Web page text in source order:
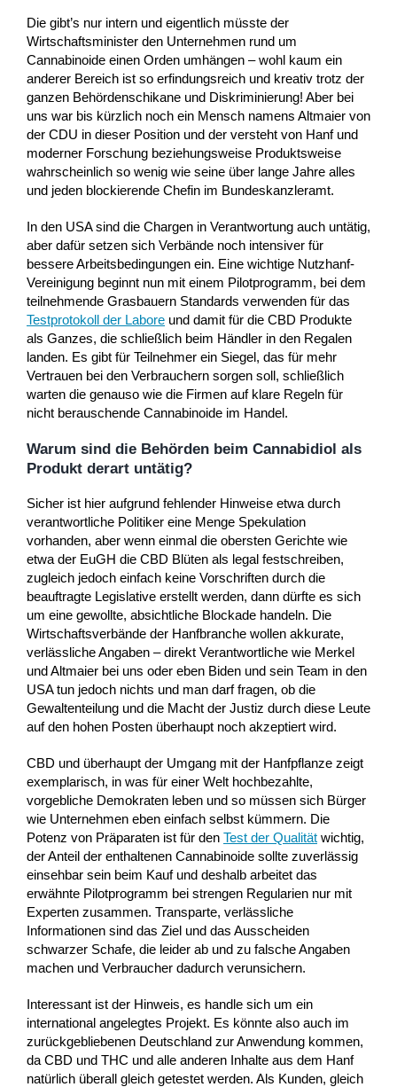
Die gibt’s nur intern und eigentlich müsste der
Wirtschaftsminister den Unternehmen rund um
Cannabinoide einen Orden umhängen – wohl kaum ein
anderer Bereich ist so erfindungsreich und kreativ trotz der
ganzen Behördenschikane und Diskriminierung! Aber bei
uns war bis kürzlich noch ein Mensch namens Altmaier von
der CDU in dieser Position und der versteht von Hanf und
moderner Forschung beziehungsweise Produktsweise
wahrscheinlich so wenig wie seine über lange Jahre alles
und jeden blockierende Chefin im Bundeskanzleramt.
In den USA sind die Chargen in Verantwortung auch untätig,
aber dafür setzen sich Verbände noch intensiver für
bessere Arbeitsbedingungen ein. Eine wichtige Nutzhanf-
Vereinigung beginnt nun mit einem Pilotprogramm, bei dem
teilnehmende Grasbauern Standards verwenden für das
Testprotokoll der Labore und damit für die CBD Produkte
als Ganzes, die schließlich beim Händler in den Regalen
landen. Es gibt für Teilnehmer ein Siegel, das für mehr
Vertrauen bei den Verbrauchern sorgen soll, schließlich
warten die genauso wie die Firmen auf klare Regeln für
nicht berauschende Cannabinoide im Handel.
Warum sind die Behörden beim Cannabidiol als
Produkt derart untätig?
Sicher ist hier aufgrund fehlender Hinweise etwa durch
verantwortliche Politiker eine Menge Spekulation
vorhanden, aber wenn einmal die obersten Gerichte wie
etwa der EuGH die CBD Blüten als legal festschreiben,
zugleich jedoch einfach keine Vorschriften durch die
beauftragte Legislative erstellt werden, dann dürfte es sich
um eine gewollte, absichtliche Blockade handeln. Die
Wirtschaftsverbände der Hanfbranche wollen akkurate,
verlässliche Angaben – direkt Verantwortliche wie Merkel
und Altmaier bei uns oder eben Biden und sein Team in den
USA tun jedoch nichts und man darf fragen, ob die
Gewaltenteilung und die Macht der Justiz durch diese Leute
auf den hohen Posten überhaupt noch akzeptiert wird.
CBD und überhaupt der Umgang mit der Hanfpflanze zeigt
exemplarisch, in was für einer Welt hochbezahlte,
vorgebliche Demokraten leben und so müssen sich Bürger
wie Unternehmen eben einfach selbst kümmern. Die
Potenz von Präparaten ist für den Test der Qualität wichtig,
der Anteil der enthaltenen Cannabinoide sollte zuverlässig
einsehbar sein beim Kauf und deshalb arbeitet das
erwähnte Pilotprogramm bei strengen Regularien nur mit
Experten zusammen. Transparte, verlässliche
Informationen sind das Ziel und das Ausscheiden
schwarzer Schafe, die leider ab und zu falsche Angaben
machen und Verbraucher dadurch verunsichern.
Interessant ist der Hinweis, es handle sich um ein
international angelegtes Projekt. Es könnte also auch im
zurückgebliebenen Deutschland zur Anwendung kommen,
da CBD und THC und alle anderen Inhalte aus dem Hanf
natürlich überall gleich getestet werden. Als Kunden, gleich